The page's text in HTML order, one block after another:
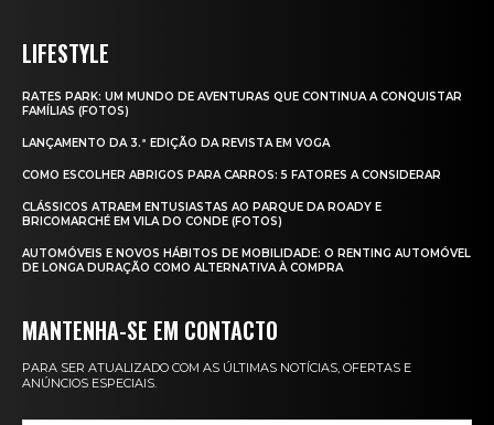
LIFESTYLE
RATES PARK: UM MUNDO DE AVENTURAS QUE CONTINUA A CONQUISTAR
FAMÍLIAS (FOTOS)
LANÇAMENTO DA 3.ª EDIÇÃO DA REVISTA EM VOGA
COMO ESCOLHER ABRIGOS PARA CARROS: 5 FATORES A CONSIDERAR
CLÁSSICOS ATRAEM ENTUSIASTAS AO PARQUE DA ROADY E
BRICOMARCHÉ EM VILA DO CONDE (FOTOS)
AUTOMÓVEIS E NOVOS HÁBITOS DE MOBILIDADE: O RENTING AUTOMÓVEL
DE LONGA DURAÇÃO COMO ALTERNATIVA À COMPRA
MANTENHA-SE EM CONTACTO
PARA SER ATUALIZADO COM AS ÚLTIMAS NOTÍCIAS, OFERTAS E
ANÚNCIOS ESPECIAIS.